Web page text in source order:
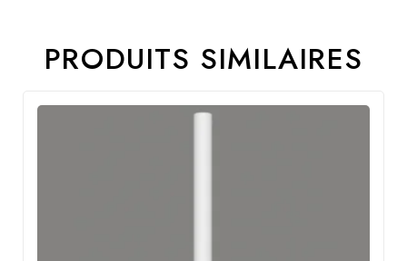
PRODUITS SIMILAIRES